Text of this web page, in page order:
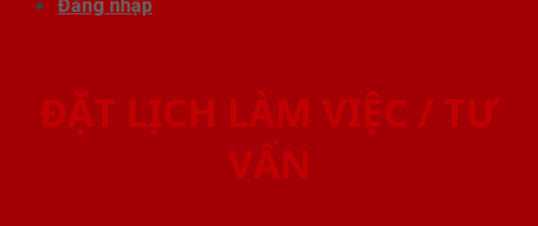
Đăng nhập
ĐẶT LỊCH LÀM VIỆC / TƯ
VẤN